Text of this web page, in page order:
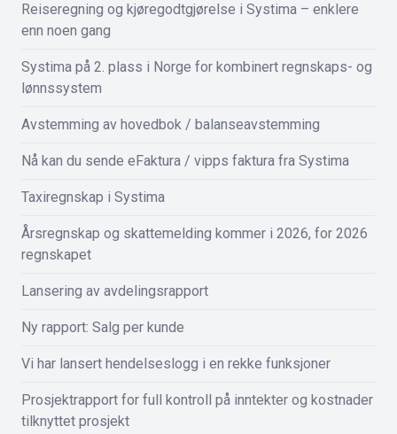
Reiseregning og kjøregodtgjørelse i Systima – enklere
enn noen gang
Systima på 2. plass i Norge for kombinert regnskaps- og
lønnssystem
Avstemming av hovedbok / balanseavstemming
Nå kan du sende eFaktura / vipps faktura fra Systima
Taxiregnskap i Systima
Årsregnskap og skattemelding kommer i 2026, for 2026
regnskapet
Lansering av avdelingsrapport
Ny rapport: Salg per kunde
Vi har lansert hendelseslogg i en rekke funksjoner
Prosjektrapport for full kontroll på inntekter og kostnader
tilknyttet prosjekt